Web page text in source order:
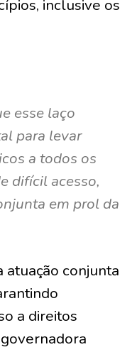
inclusive os
esse laço
para levar
a todos os
difícil acesso,
em prol da
atuação conjunta
a direitos